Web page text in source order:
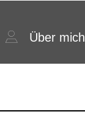
Über mich